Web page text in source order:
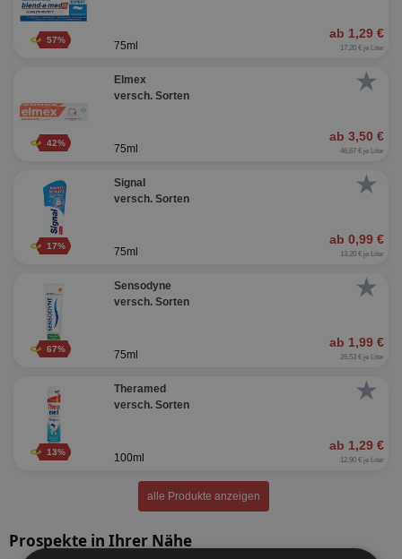
57% ab 1,29 €
75ml 17,20 € je Liter
★
42%
Elmex
versch. Sorten
ab 3,50 €
75ml 46,67 € je Liter
★
17%
Signal
versch. Sorten
ab 0,99 €
75ml 13,20 € je Liter
★
67%
Sensodyne
versch. Sorten
ab 1,99 €
75ml 26,53 € je Liter
★
13%
Theramed
versch. Sorten
ab 1,29 €
100ml 12,90 € je Liter
alle Produkte anzeigen
Prospekte in Ihrer Nähe